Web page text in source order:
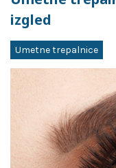
izgled
Umetne trepalnice